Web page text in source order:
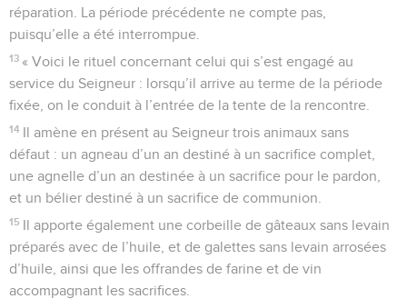
réparation. La période précédente ne compte pas,
puisqu’elle a été interrompue.
13 « Voici le rituel concernant celui qui s’est engagé au
service du Seigneur : lorsqu’il arrive au terme de la période
fixée, on le conduit à l’entrée de la tente de la rencontre.
14 Il amène en présent au Seigneur trois animaux sans
défaut : un agneau d’un an destiné à un sacrifice complet,
une agnelle d’un an destinée à un sacrifice pour le pardon,
et un bélier destiné à un sacrifice de communion.
15 Il apporte également une corbeille de gâteaux sans levain
préparés avec de l’huile, et de galettes sans levain arrosées
d’huile, ainsi que les offrandes de farine et de vin
accompagnant les sacrifices.